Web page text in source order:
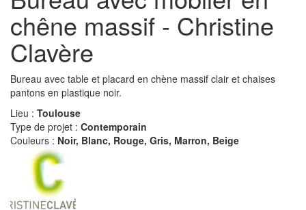
chêne massif - Christine
Clavère
Bureau avec table et placard en chène massif clair et chaises
pantons en plastique noir.
Lieu : Toulouse
Type de projet : Contemporain
Couleurs : Noir, Blanc, Rouge, Gris, Marron, Beige